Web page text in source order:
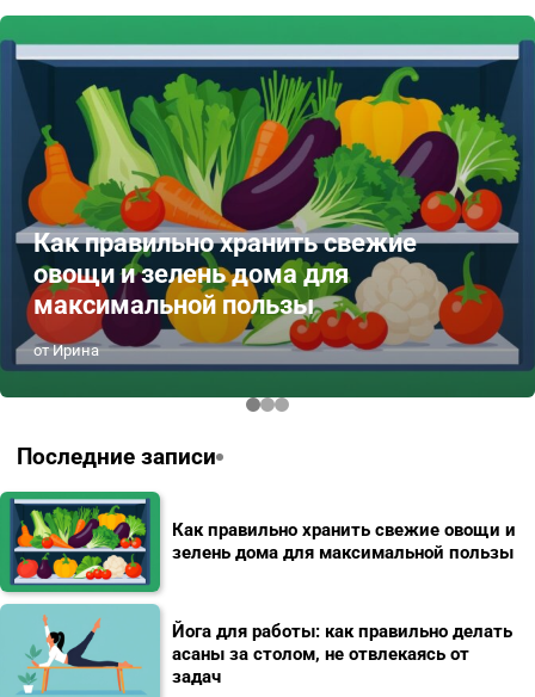
Как правильно хранить свежие
овощи и зелень дома для
максимальной пользы
от Ирина
Последние записи
Как правильно хранить свежие овощи и
зелень дома для максимальной пользы
Йога для работы: как правильно делать
асаны за столом, не отвлекаясь от
задач